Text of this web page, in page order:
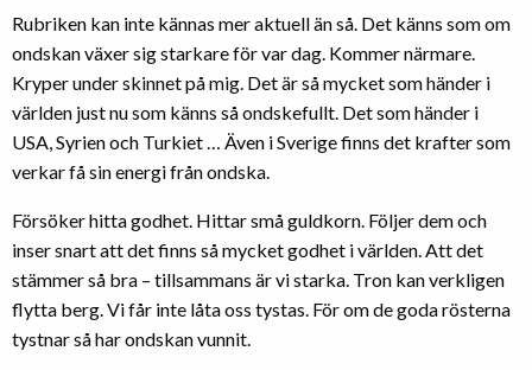
Rubriken kan inte kännas mer aktuell än så. Det känns som om
ondskan växer sig starkare för var dag. Kommer närmare.
Kryper under skinnet på mig. Det är så mycket som händer i
världen just nu som känns så ondskefullt. Det som händer i
USA, Syrien och Turkiet … Även i Sverige finns det krafter som
verkar få sin energi från ondska.
Försöker hitta godhet. Hittar små guldkorn. Följer dem och
inser snart att det finns så mycket godhet i världen. Att det
stämmer så bra – tillsammans är vi starka. Tron kan verkligen
flytta berg. Vi får inte låta oss tystas. För om de goda rösterna
tystnar så har ondskan vunnit.